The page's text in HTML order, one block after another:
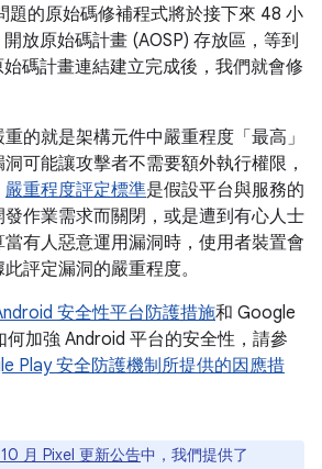
題的原始碼修補程式將於接下來 48 小
放原始碼計畫 (AOSP) 存放區，等到
碼計畫連結建立完成後，我們就會修
的就是架構元件中嚴重程度「最高」
可能讓攻擊者不需要額外執行權限，
嚴重程度評定標準是假設平台與服務的
作業需求而關閉，或是遭到有心人士
有人惡意運用漏洞時，使用者裝置會
評定漏洞的嚴重程度。
安全性平台防護措施和 Google
何加強 Android 平台的安全性，請參
Play 安全防護機制所提供的因應措
月 Pixel 更新公告中，我們提供了